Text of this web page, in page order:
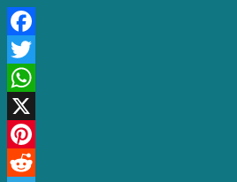
Facebook
Twitter
WhatsApp
X
Pinterest